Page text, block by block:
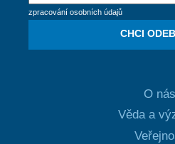
zpracování osobních údajů
CHCI
O nás
Věda a